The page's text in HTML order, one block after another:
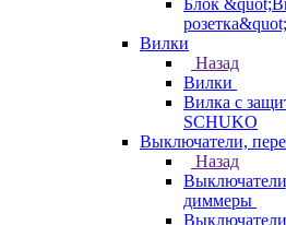
Блок
розетка&quot;
Вилки
Назад
Вилки
Вилка с
SCHUKO
Выключатели,
Назад
диммеры